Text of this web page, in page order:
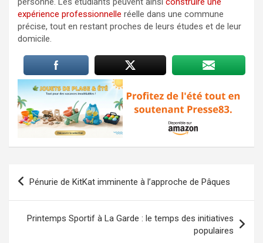
expérience professionnelle réelle dans une commune
précise, tout en restant proches de leurs études et de leur
domicile.
Navigation
Pénurie de KitKat imminente à l’approche de Pâques
Printemps Sportif à La Garde : le temps des initiatives
populaires